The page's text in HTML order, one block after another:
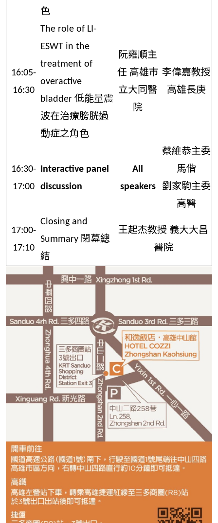
色
16:05-
16:30
The role of LI-
ESWT in the
treatment of
overactive
bladder 低能量震
波在治療膀胱過
動症之角色
阮雍順主
任 高雄市
立大同醫
院
李偉嘉教授
高雄長庚
16:30-
17:00
Interactive panel
discussion
All
speakers
蔡維恭主委
馬偕
劉家駒主委
高醫
17:00-
17:10
Closing and
Summary 閉幕總
結
王起杰教授 義大大昌
醫院